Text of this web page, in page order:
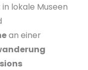
in lokale Museen
an einer